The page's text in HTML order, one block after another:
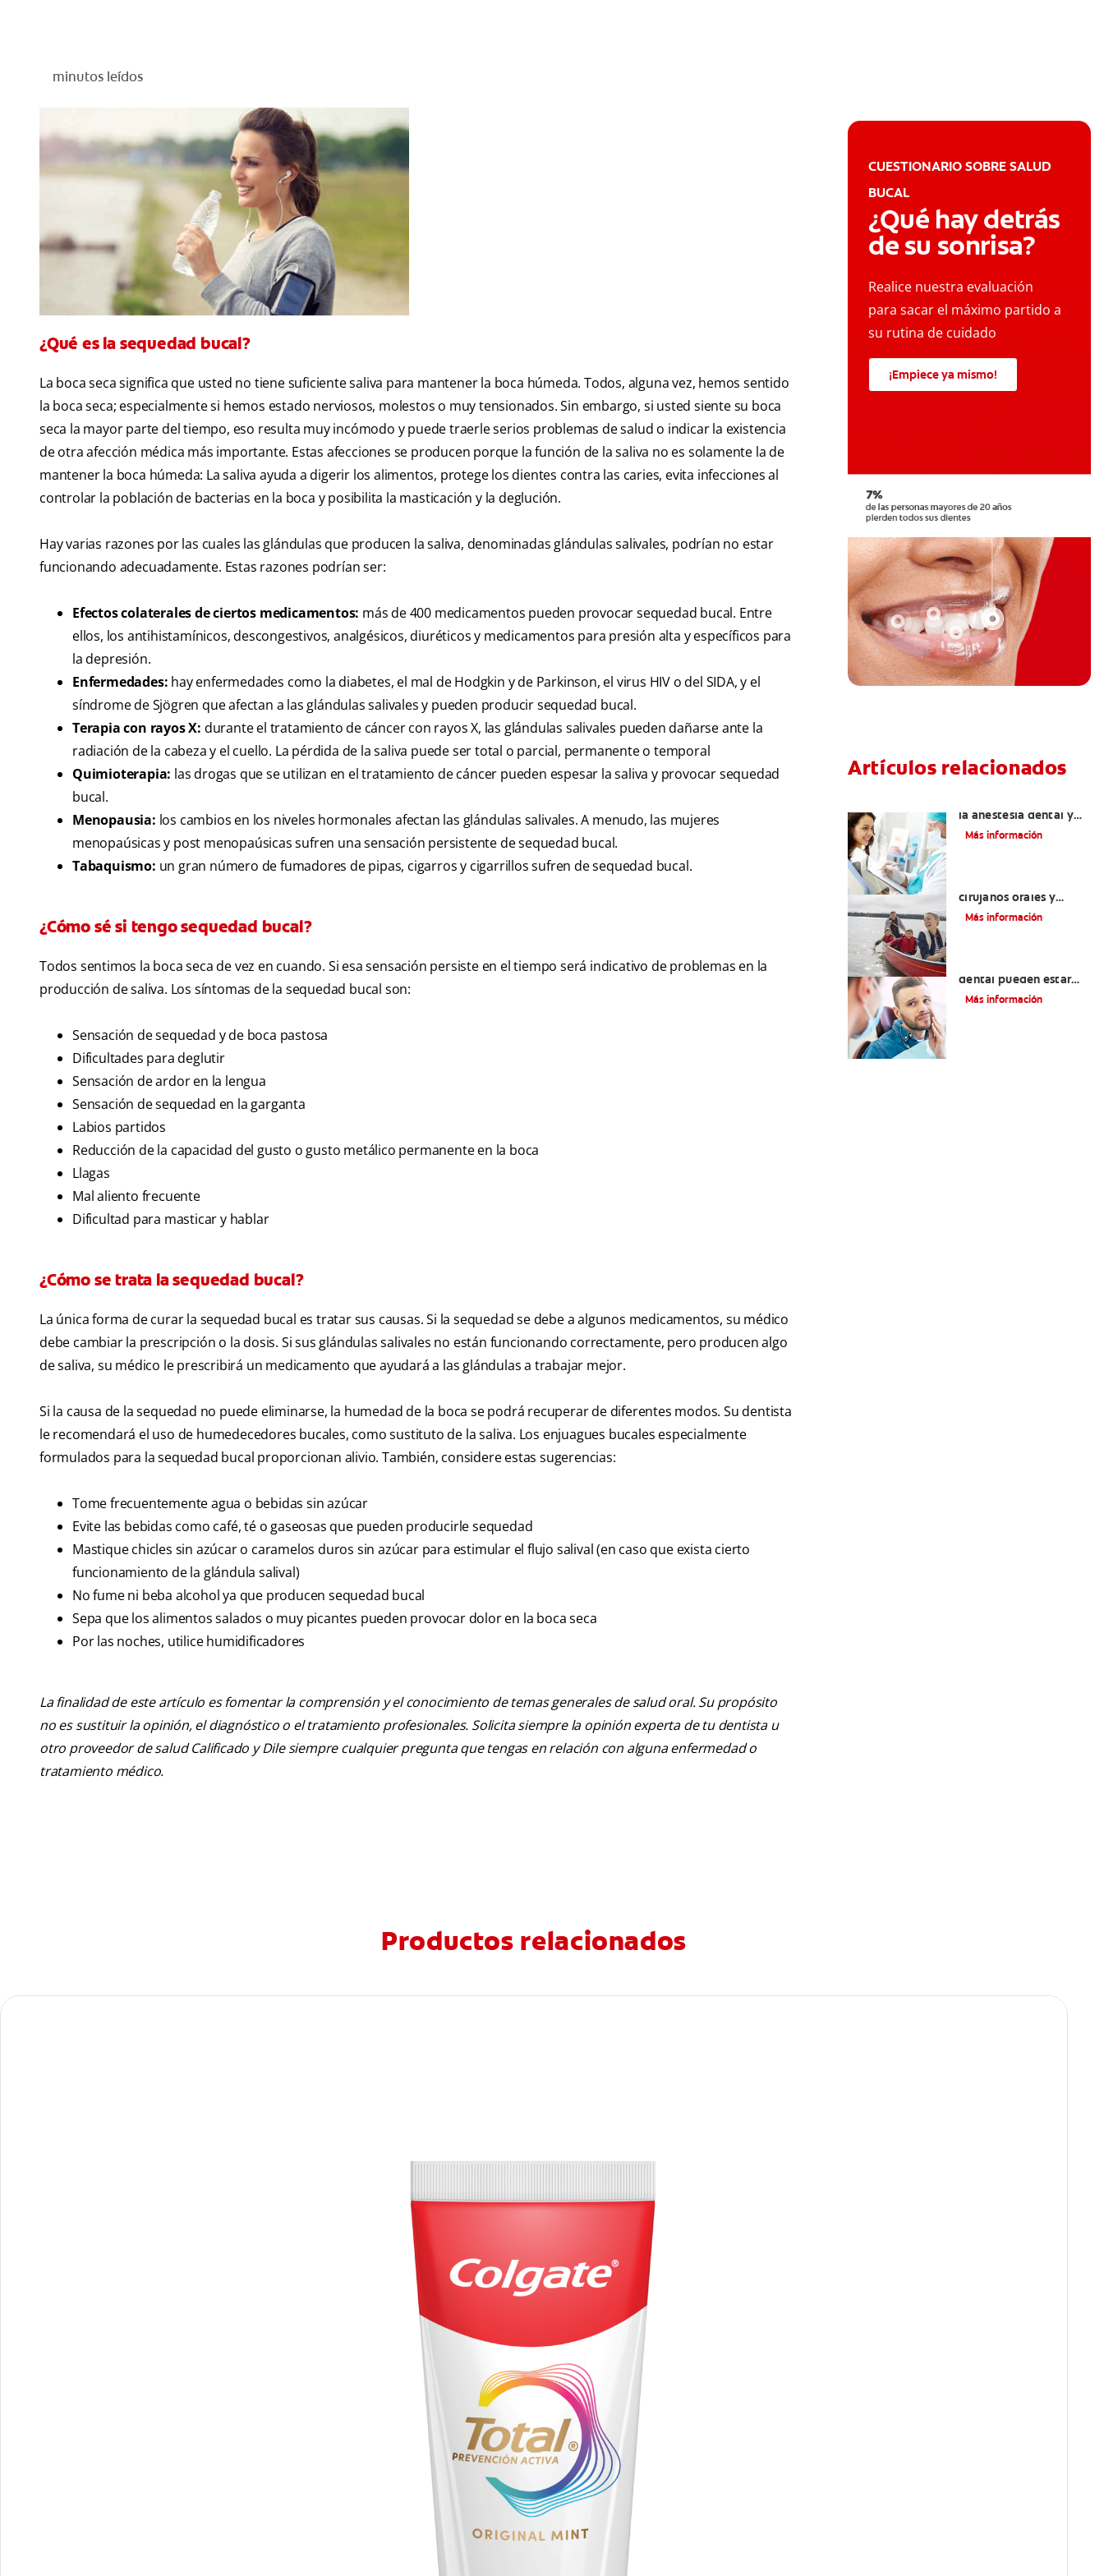
minutos leídos
¿Qué es la sequedad bucal?
La boca seca significa que usted no tiene suficiente saliva para mantener la boca húmeda. Todos, alguna vez, hemos sentido
la boca seca; especialmente si hemos estado nerviosos, molestos o muy tensionados. Sin embargo, si usted siente su boca
seca la mayor parte del tiempo, eso resulta muy incómodo y puede traerle serios problemas de salud o indicar la existencia
de otra afección médica más importante. Estas afecciones se producen porque la función de la saliva no es solamente la de
mantener la boca húmeda: La saliva ayuda a digerir los alimentos, protege los dientes contra las caries, evita infecciones al
controlar la población de bacterias en la boca y posibilita la masticación y la deglución.
Hay varias razones por las cuales las glándulas que producen la saliva, denominadas glándulas salivales, podrían no estar
funcionando adecuadamente. Estas razones podrían ser:
Efectos colaterales de ciertos medicamentos: más de 400 medicamentos pueden provocar sequedad bucal. Entre
ellos, los antihistamínicos, descongestivos, analgésicos, diuréticos y medicamentos para presión alta y específicos para
la depresión.
Enfermedades: hay enfermedades como la diabetes, el mal de Hodgkin y de Parkinson, el virus HIV o del SIDA, y el
síndrome de Sjögren que afectan a las glándulas salivales y pueden producir sequedad bucal.
Terapia con rayos X: durante el tratamiento de cáncer con rayos X, las glándulas salivales pueden dañarse ante la
radiación de la cabeza y el cuello. La pérdida de la saliva puede ser total o parcial, permanente o temporal
Quimioterapia: las drogas que se utilizan en el tratamiento de cáncer pueden espesar la saliva y provocar sequedad
bucal.
Menopausia: los cambios en los niveles hormonales afectan las glándulas salivales. A menudo, las mujeres
menopaúsicas y post menopaúsicas sufren una sensación persistente de sequedad bucal.
Tabaquismo: un gran número de fumadores de pipas, cigarros y cigarrillos sufren de sequedad bucal.
¿Cómo sé si tengo sequedad bucal?
Todos sentimos la boca seca de vez en cuando. Si esa sensación persiste en el tiempo será indicativo de problemas en la
producción de saliva. Los síntomas de la sequedad bucal son:
Sensación de sequedad y de boca pastosa
Dificultades para deglutir
Sensación de ardor en la lengua
Sensación de sequedad en la garganta
Labios partidos
Reducción de la capacidad del gusto o gusto metálico permanente en la boca
Llagas
Mal aliento frecuente
Dificultad para masticar y hablar
¿Cómo se trata la sequedad bucal?
La única forma de curar la sequedad bucal es tratar sus causas. Si la sequedad se debe a algunos medicamentos, su médico
debe cambiar la prescripción o la dosis. Si sus glándulas salivales no están funcionando correctamente, pero producen algo
de saliva, su médico le prescribirá un medicamento que ayudará a las glándulas a trabajar mejor.
Si la causa de la sequedad no puede eliminarse, la humedad de la boca se podrá recuperar de diferentes modos. Su dentista
le recomendará el uso de humedecedores bucales, como sustituto de la saliva. Los enjuagues bucales especialmente
formulados para la sequedad bucal proporcionan alivio. También, considere estas sugerencias:
Tome frecuentemente agua o bebidas sin azúcar
Evite las bebidas como café, té o gaseosas que pueden producirle sequedad
Mastique chicles sin azúcar o caramelos duros sin azúcar para estimular el flujo salival (en caso que exista cierto
funcionamiento de la glándula salival)
No fume ni beba alcohol ya que producen sequedad bucal
Sepa que los alimentos salados o muy picantes pueden provocar dolor en la boca seca
Por las noches, utilice humidificadores
La finalidad de este artículo es fomentar la comprensión y el conocimiento de temas generales de salud oral. Su propósito
no es sustituir la opinión, el diagnóstico o el tratamiento profesionales. Solicita siempre la opinión experta de tu dentista u
otro proveedor de salud Calificado y Dile siempre cualquier pregunta que tengas en relación con alguna enfermedad o
tratamiento médico.
CUESTIONARIO SOBRE SALUD
BUCAL
¿Qué hay detrás
de su sonrisa?
Realice nuestra evaluación
para sacar el máximo partido a
su rutina de cuidado
¡Empiece ya mismo!
Artículos relacionados
la anestesia dental y
causas de tratamiento
Más información
cirujanos orales y
maxilofaciales
Más información
dental pueden estar
relacionados?
Más información
Productos relacionados